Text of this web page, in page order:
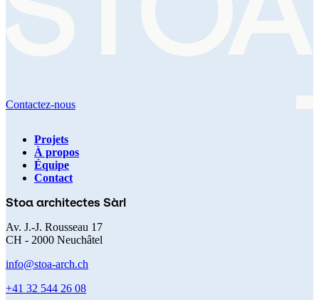
Contactez-nous
Navigation
principale
Projets
À propos
Équipe
Contact
Stoa architectes Sàrl
Av. J.-J. Rousseau 17
CH - 2000 Neuchâtel
info@stoa-arch.ch
+41 32 544 26 08